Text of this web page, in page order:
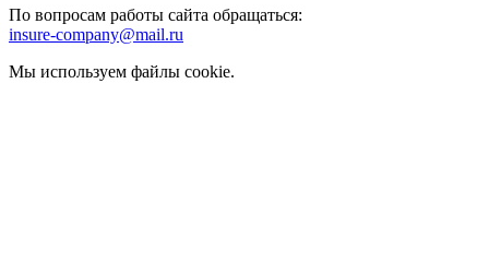
По вопросам работы сайта обращаться:
insure-company@mail.ru
Мы используем файлы cookie.